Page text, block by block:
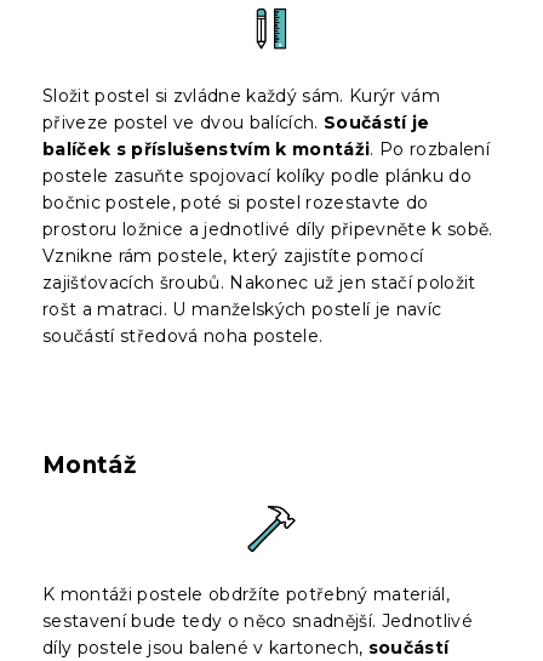
Složit postel si zvládne každý sám. Kurýr vám
přiveze postel ve dvou balících. Součástí je
balíček s příslušenstvím k montáži. Po rozbalení
postele zasuňte spojovací kolíky podle plánku do
bočnic postele, poté si postel rozestavte do
prostoru ložnice a jednotlivé díly připevněte k sobě.
Vznikne rám postele, který zajistíte pomocí
zajišťovacích šroubů. Nakonec už jen stačí položit
rošt a matraci. U manželských postelí je navíc
součástí středová noha postele.
Montáž
K montáži postele obdržíte potřebný materiál,
sestavení bude tedy o něco snadnější. Jednotlivé
díly postele jsou balené v kartonech, součástí